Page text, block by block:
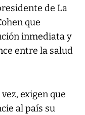
de La
que
inmediata y
entre la salud
exigen que
al país su